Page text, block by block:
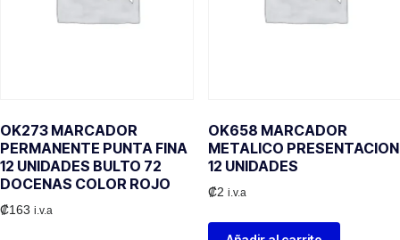
OK273 MARCADOR
PERMANENTE PUNTA FINA
12 UNIDADES BULTO 72
DOCENAS COLOR ROJO
₡163 i.v.a
OK658 MARCADOR
METALICO PRESENTACION
12 UNIDADES
₡2 i.v.a